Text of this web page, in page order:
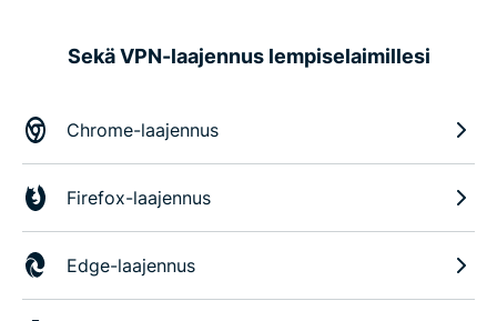
Sekä VPN-laajennus lempiselaimillesi
Chrome-laajennus
Firefox-laajennus
Edge-laajennus